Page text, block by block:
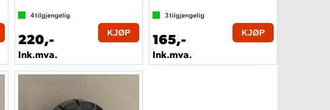
4tilgjengelig
220,-
Ink.mva.
KJØP
3tilgjengelig
165,-
Ink.mva.
KJØP